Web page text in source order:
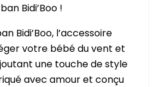
Bidi’Boo !
Bidi’Boo, l’accessoire
votre bébé du vent et
une touche de style
avec amour et conçu